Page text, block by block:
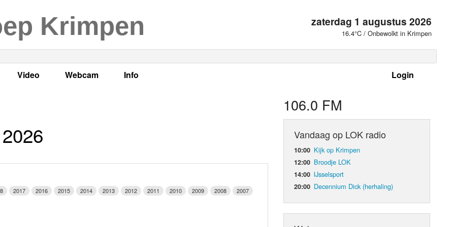
Krimpen zaterdag 1 augustus 2026
16.4°C / Onbewolkt in Krimpen
Login
Video
Video Krimpen aan den IJssel
Webcam Info
Bestuur
Vacatures
2017 2016 2015 2014 2013 2012 2011 2010 2009 2008
2007
106.0 FM
Vandaag op LOK radio
10:00 Kijk op Krimpen
12:00 Broodje LOK
14:00 IJsselsport
20:00 Decennium Dick (herhaling)